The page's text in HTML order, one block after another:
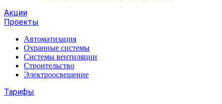
Акции
Проекты
Автоматизация
Охранные системы
Системы вентиляции
Строительство
Электроосвещение
Тарифы